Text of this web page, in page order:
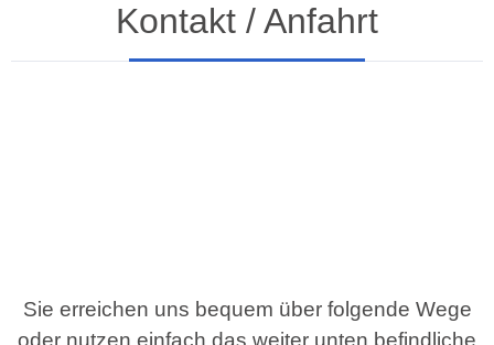
Kontakt / Anfahrt
Sie erreichen uns bequem über folgende Wege
oder nutzen einfach das weiter unten befindliche